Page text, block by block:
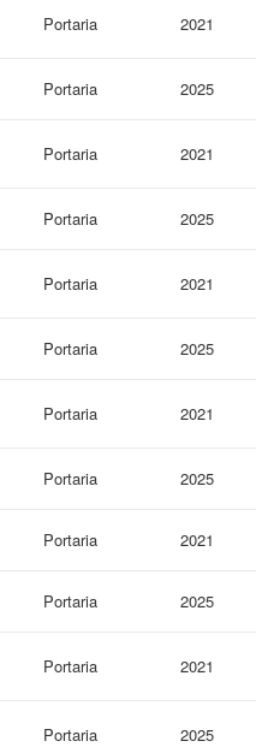
Portaria 2021
Portaria 2025
Portaria 2021
Portaria 2025
Portaria 2021
Portaria 2025
Portaria 2021
Portaria 2025
Portaria 2021
Portaria 2025
Portaria 2021
Portaria 2025